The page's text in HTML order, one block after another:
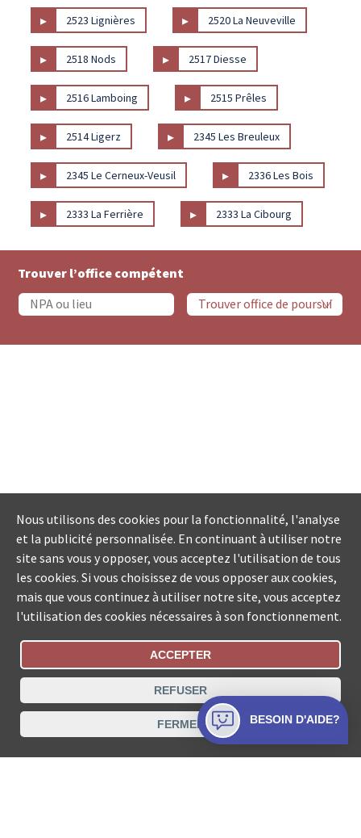
▸ 2523 Lignières ▸ 2520 La Neuveville
▸ 2518 Nods ▸ 2517 Diesse
▸ 2516 Lamboing ▸ 2515 Prêles
▸ 2514 Ligerz ▸ 2345 Les Breuleux
▸ 2345 Le Cerneux-Veusil ▸ 2336 Les Bois
▸ 2333 La Ferrière ▸ 2333 La Cibourg
Trouver l’office compétent
Statut De La Commande
Recherche des offices de Suisse
Protection des données Mentions légales
Conditions d’utilisation Contact
Nous utilisons des cookies pour la fonctionnalité, l'analyse
et la publicité personnalisée. En continuant à utiliser notre
site sans vous y opposer, vous acceptez l'utilisation de tous
les cookies. Si vous choisissez de vous opposer aux cookies,
mais que vous continuez à utiliser notre site, vous acceptez
l'utilisation des cookies nécessaires à son fonctionnement.
ACCEPTER
REFUSER
FERMER BESOIN D'AIDE?